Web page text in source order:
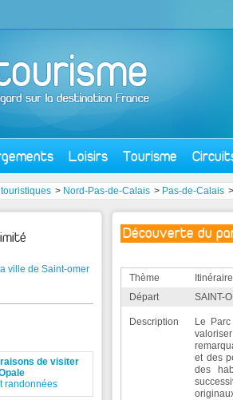
Loisirs Tourisme
> Nord-Pas-de-Calais > Pas-de-Calais >
Découverte du
Thème
Départ
SAINT-
Description
Le
et des
des
ville de Saint-omer
de visiter
randonnées